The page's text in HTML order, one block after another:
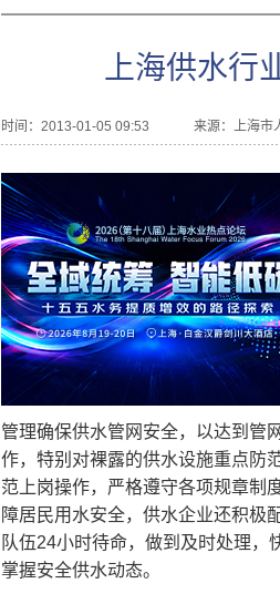
上海供水行
时间：2013-01-05 09:53 来源： 上海市
管理确保供水管网安全，以达到管
作，特别对裸露的供水设施重点防
范上岗操作，严格遵守各项规章制
障居民用水安全，供水企业还积极
队伍24小时待命，做到及时处理
掌握安全供水动态。